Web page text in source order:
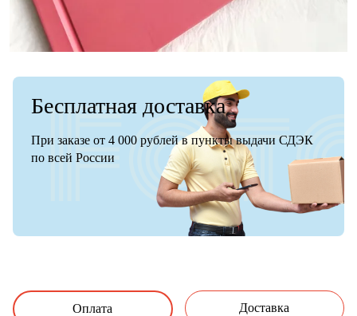
Бесплатная доставка
При заказе от 4 000 рублей в пункты выдачи СДЭК
по всей России
Оплата Доставка